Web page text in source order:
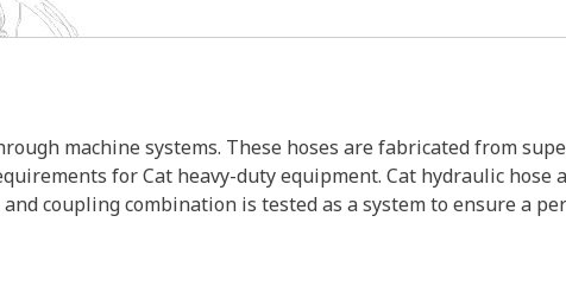
machine systems. These hoses are fabricated from
for Cat heavy-duty equipment. Cat hydraulic hose
coupling combination is tested as a system to ensure a